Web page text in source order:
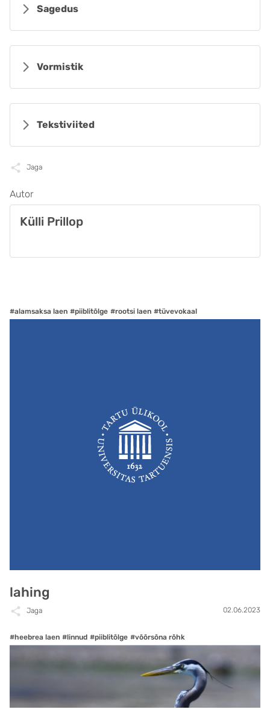
Sagedus
Vormistik
Tekstiviited
Jaga
Autor
Külli Prillop
#alamsaksa laen #piiblitõlge #rootsi laen #tüvevokaal
lahing
Jaga 02.06.2023
#heebrea laen #linnud #piiblitõlge #võõrsõna rõhk